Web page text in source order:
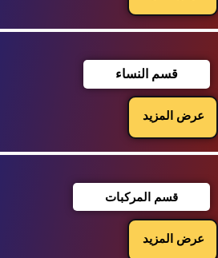
قسم النساء
عرض المزيد
قسم المركبات
عرض المزيد